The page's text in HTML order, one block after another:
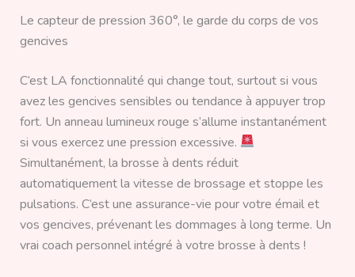
Le capteur de pression 360°, le garde du corps de vos
gencives
C’est LA fonctionnalité qui change tout, surtout si vous
avez les gencives sensibles ou tendance à appuyer trop
fort. Un anneau lumineux rouge s’allume instantanément
si vous exercez une pression excessive.
Simultanément, la brosse à dents réduit
automatiquement la vitesse de brossage et stoppe les
pulsations. C’est une assurance-vie pour votre émail et
vos gencives, prévenant les dommages à long terme. Un
vrai coach personnel intégré à votre brosse à dents !